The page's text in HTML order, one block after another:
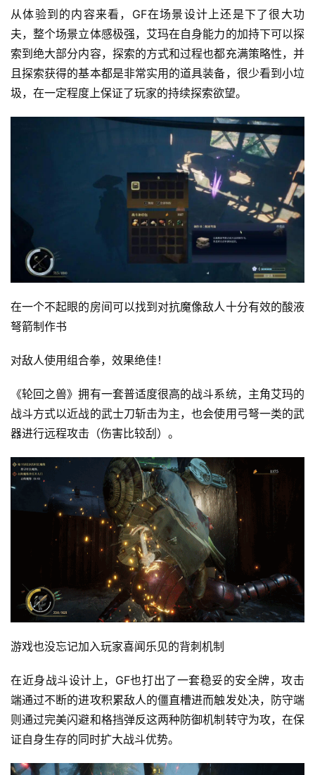
游
戏
2
0
茶
7
月
3
日
游
茶
对
站
文
(
中
国
)
从体验到的内容来看，GF在场景设计上还是下了很大功
夫，整个场景立体感极强，艾玛在自身能力的加持下可以探
索到绝大部分内容，探索的方式和过程也都充满策略性，并
且探索获得的基本都是非常实用的道具装备，很少看到小垃
圾，在一定程度上保证了玩家的持续探索欲望。
在一个不起眼的房间可以找到对抗魔像敌人十分有效的酸液
弩箭制作书
对敌人使用组合拳，效果绝佳！
《轮回之兽》拥有一套普适度很高的战斗系统，主角艾玛的
战斗方式以近战的武士刀斩击为主，也会使用弓弩一类的武
器进行远程攻击（伤害比较刮）。
游戏也没忘记加入玩家喜闻乐见的背刺机制
在近身战斗设计上，GF也打出了一套稳妥的安全牌，攻击
端通过不断的进攻积累敌人的僵直槽进而触发处决，防守端
则通过完美闪避和格挡弹反这两种防御机制转守为攻，在保
证自身生存的同时扩大战斗优势。